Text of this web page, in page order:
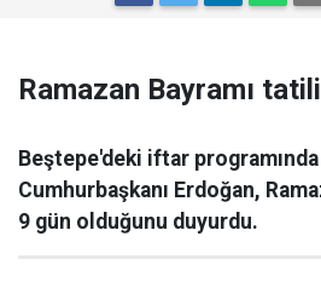
Ramazan Bayramı
Beştepe'deki iftar
Cumhurbaşkanı Erdoğan,
9 gün olduğunu duyurdu.